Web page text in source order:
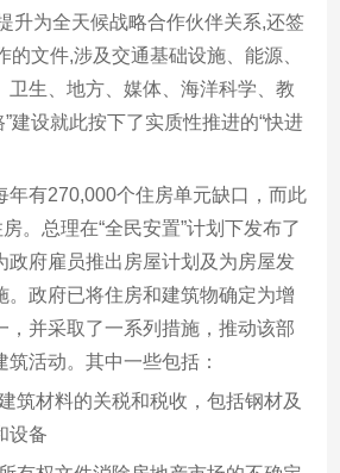
升为全天候战略合作伙伴关系,还签
的文件,涉及交通基础设施、能源、
卫生、地方、媒体、海洋科学、教
建设就此按下了实质性推进的“快进
年有270,000个住房单元缺口，而此
。总理在“全民安置”计划下发布了
政府雇员推出房屋计划及为房屋发
。政府已将住房和建筑物确定为增
，并采取了一系列措施，推动该部
活动。其中一些包括：
筑材料的关税和税收，包括钢材及
设备